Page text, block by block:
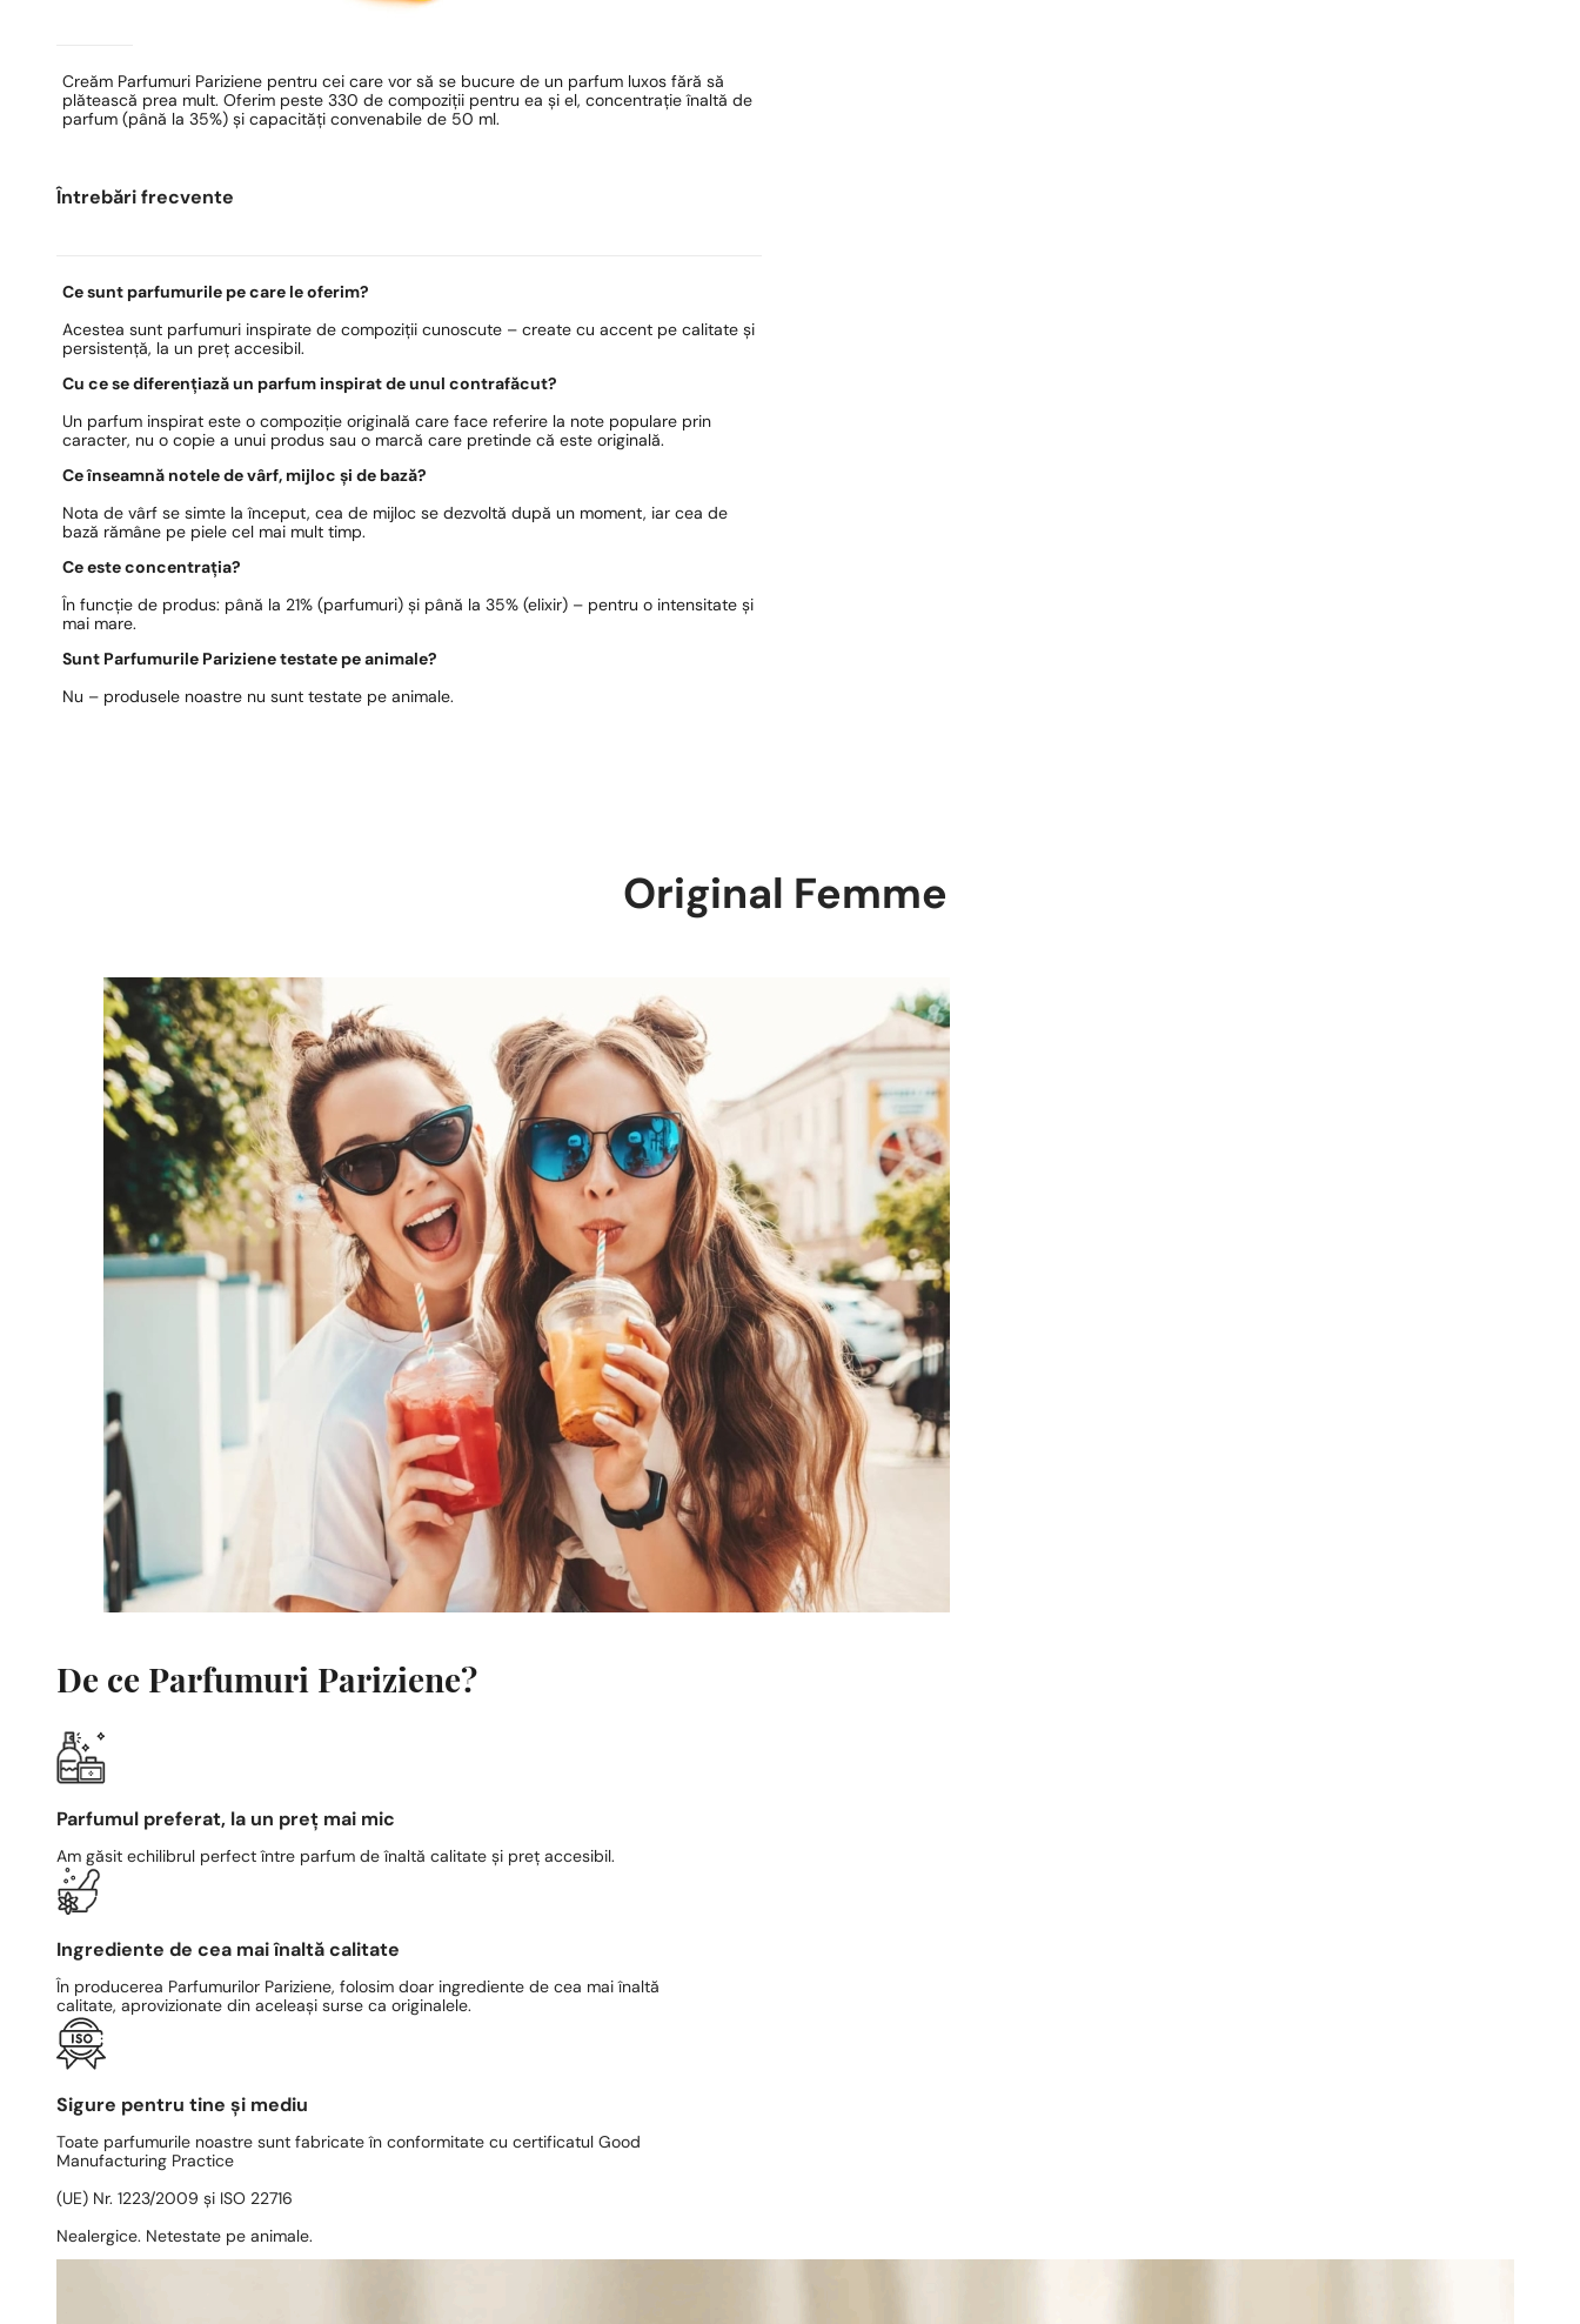
Creăm Parfumuri Pariziene pentru cei care vor să se bucure de un parfum luxos fără să
plătească prea mult. Oferim peste 330 de compoziții pentru ea și el, concentrație înaltă de
parfum (până la 35%) și capacități convenabile de 50 ml.
Întrebări frecvente
Ce sunt parfumurile pe care le oferim?
Acestea sunt parfumuri inspirate de compoziții cunoscute – create cu accent pe calitate și
persistență, la un preț accesibil.
Cu ce se diferențiază un parfum inspirat de unul contrafăcut?
Un parfum inspirat este o compoziție originală care face referire la note populare prin
caracter, nu o copie a unui produs sau o marcă care pretinde că este originală.
Ce înseamnă notele de vârf, mijloc și de bază?
Nota de vârf se simte la început, cea de mijloc se dezvoltă după un moment, iar cea de
bază rămâne pe piele cel mai mult timp.
Ce este concentrația?
În funcție de produs: până la 21% (parfumuri) și până la 35% (elixir) – pentru o intensitate și
mai mare.
Sunt Parfumurile Pariziene testate pe animale?
Nu – produsele noastre nu sunt testate pe animale.
Original Femme
De ce Parfumuri Pariziene?
Parfumul preferat, la un preț mai mic
Am găsit echilibrul perfect între parfum de înaltă calitate și preț accesibil.
Ingrediente de cea mai înaltă calitate
În producerea Parfumurilor Pariziene, folosim doar ingrediente de cea mai înaltă
calitate, aprovizionate din aceleași surse ca originalele.
Sigure pentru tine și mediu
Toate parfumurile noastre sunt fabricate în conformitate cu certificatul Good
Manufacturing Practice
(UE) Nr. 1223/2009 și ISO 22716
Nealergice. Netestate pe animale.